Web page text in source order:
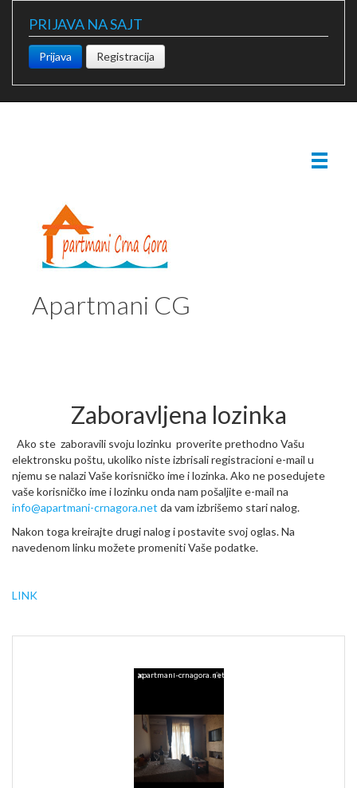
PRIJAVA NA SAJT
Prijava Registracija
Apartmani CG
Zaboravljena lozinka
Ako ste zaboravili svoju lozinku proverite prethodno Vašu
elektronsku poštu, ukoliko niste izbrisali registracioni e-mail u
njemu se nalazi Vaše korisničko ime i lozinka. Ako ne posedujete
vaše korisničko ime i lozinku onda nam pošaljite e-mail na
info@apartmani-crnagora.net da vam izbrišemo stari nalog.
Nakon toga kreirajte drugi nalog i postavite svoj oglas. Na
navedenom linku možete promeniti Vaše podatke.
LINK